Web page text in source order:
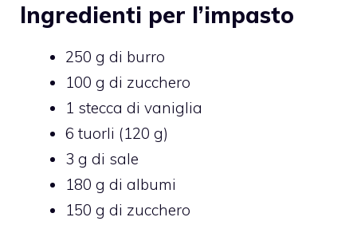
Ingredienti per l’impasto
250 g di burro
100 g di zucchero
1 stecca di vaniglia
6 tuorli (120 g)
3 g di sale
180 g di albumi
150 g di zucchero